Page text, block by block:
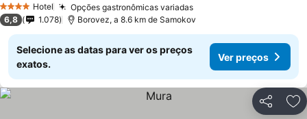
4 EstrelasHotel Opções gastronômicas variadas
6,8 1.078 Borovez, a 8.6 km de Samokov
Selecione as datas para ver os preços
exatos.
Ver preços
Partilhar